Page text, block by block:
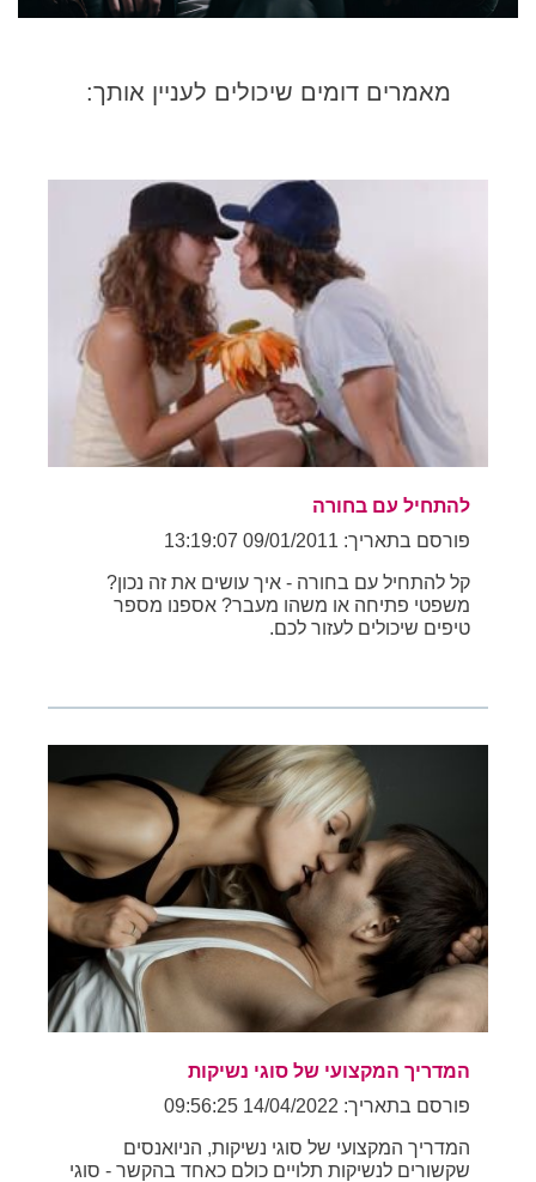
מאמרים דומים שיכולים לעניין אותך:
להתחיל עם בחורה
פורסם בתאריך: 09/01/2011 13:19:07
קל להתחיל עם בחורה - איך עושים את זה נכון?
משפטי פתיחה או משהו מעבר? אספנו מספר
טיפים שיכולים לעזור לכם.
המדריך המקצועי של סוגי נשיקות
פורסם בתאריך: 14/04/2022 09:56:25
המדריך המקצועי של סוגי נשיקות, הניואנסים
שקשורים לנשיקות תלויים כולם כאחד בהקשר - סוגי